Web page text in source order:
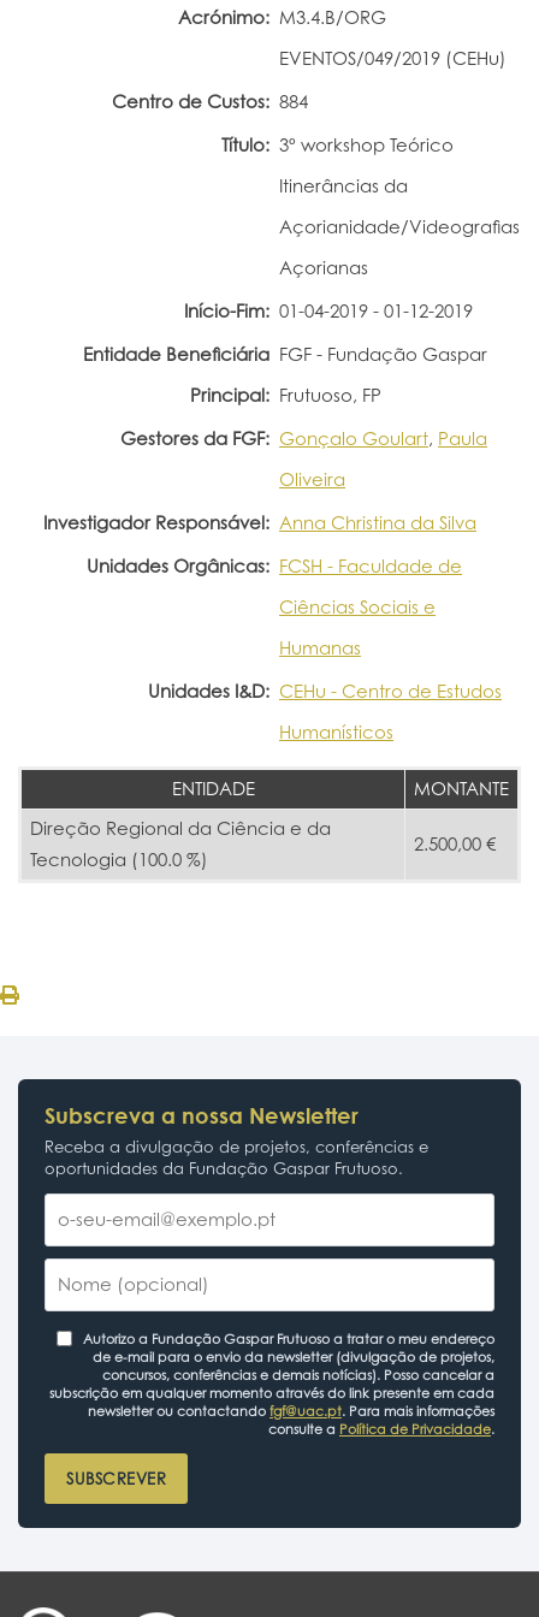
Acrónimo: M3.4.B/ORG
EVENTOS/049/2019 (CEHu)
Centro de Custos: 884
Título: 3º workshop Teórico
Itinerâncias da
Açorianidade/Videografias
Açorianas
Início-Fim: 01-04-2019 - 01-12-2019
Entidade Beneficiária
Principal:
FGF - Fundação Gaspar
Frutuoso, FP
Gestores da FGF: Gonçalo Goulart, Paula
Oliveira
Investigador Responsável: Anna Christina da Silva
Unidades Orgânicas: FCSH - Faculdade de
Ciências Sociais e
Humanas
Unidades I&D: CEHu - Centro de Estudos
Humanísticos
ENTIDADE
MONTANTE
Direção Regional da Ciência e da
Tecnologia (100.0 %)
2.500,00 €
Subscreva a nossa Newsletter
Receba a divulgação de projetos, conferências e
oportunidades da Fundação Gaspar Frutuoso.
Autorizo a Fundação Gaspar Frutuoso a tratar o meu endereço
de e-mail para o envio da newsletter (divulgação de projetos,
concursos, conferências e demais notícias). Posso cancelar a
subscrição em qualquer momento através do link presente em cada
newsletter ou contactando fgf@uac.pt. Para mais informações
consulte a Política de Privacidade.
SUBSCREVER